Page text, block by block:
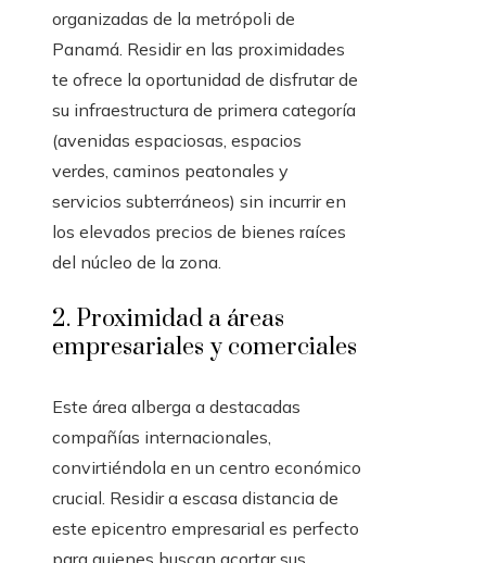
organizadas de la metrópoli de
Panamá. Residir en las proximidades
te ofrece la oportunidad de disfrutar de
su infraestructura de primera categoría
(avenidas espaciosas, espacios
verdes, caminos peatonales y
servicios subterráneos) sin incurrir en
los elevados precios de bienes raíces
del núcleo de la zona.
2. Proximidad a áreas
empresariales y comerciales
Este área alberga a destacadas
compañías internacionales,
convirtiéndola en un centro económico
crucial. Residir a escasa distancia de
este epicentro empresarial es perfecto
para quienes buscan acortar sus